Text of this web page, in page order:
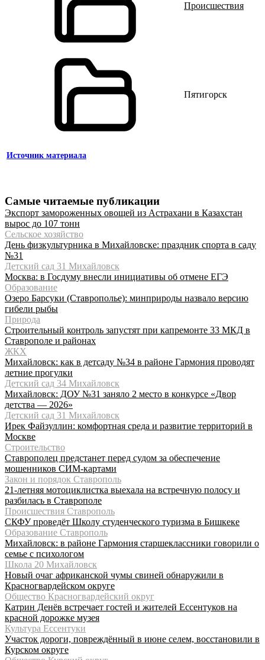
Происшествия
Пятигорск
Источник материала
Самые читаемые публикации
Экспорт замороженных овощей из Астрахани в Казахстан
вырос до 107 тонн
Сельское хозяйство
День физкультурника в Михайловске: праздник спорта в саду
№31
Детский сад 31 Михайловск
Москва: в Госдуму внесли инициативы об отмене ЕГЭ
Образование
Озеро Барсуки (Ставрополье): минприроды назвало версию
гибели рыбы
Природа
Строительный контроль запустят при капремонте 33 МКД в
Ставрополе и районах
ЖКХ
Михайловск: как в детсаду №34 в районе Гармония проводят
летние прогулки
Детский сад 34 Михайловск
Михайловск: ДОУ №31 заняло 2 место в конкурсе «Двор
детства — 2026»
Детский сад 31 Михайловск
Ирек Файзуллин: комфортная среда и развитие территорий в
Москве
Строительство
Ставрополец предстанет перед судом за обеспечение
мошенников СИМ-картами
Закон и порядок Ставрополь
21-летняя мотоциклистка выехала на встречную полосу и
разбилась в Ставрополе
Происшествия Ставрополь
СКФУ проведёт Школу студенческого туризма в Бишкеке
Образование Ставрополь
Михайловск: в районе Гармония старшеклассники говорили о
семье с психологом
Школа 20 Михайловск
Новый очаг африканской чумы свиней обнаружили в
Красногвардейском округе
Общество Красногвардейский округ
Катрин Денёв встречает гостей и жителей Ессентуков на
красной дорожке музея
Культура Ессентуки
Участок дороги, повреждённый в июне селем, восстановили в
Курском округе